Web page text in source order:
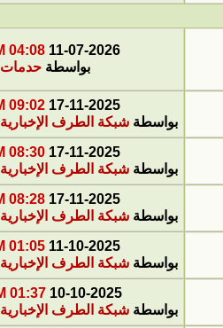
11-07-2026
04:08 PM
بواسطة حدمات
17-11-2025
09:02 PM
بواسطة شبكة الطرف الإخبارية
17-11-2025
08:30 PM
بواسطة شبكة الطرف الإخبارية
17-11-2025
08:28 PM
بواسطة شبكة الطرف الإخبارية
11-10-2025
01:05 PM
بواسطة شبكة الطرف الإخبارية
10-10-2025
01:37 AM
بواسطة شبكة الطرف الإخبارية